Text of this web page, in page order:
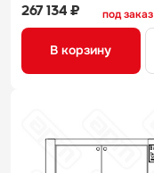
под заказ
267 134 ₽
В корзину